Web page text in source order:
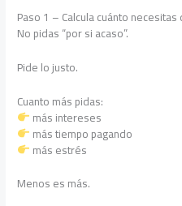
Paso 1 – Calcula cuánto
No pidas “por si acaso”.
Pide lo justo.
Cuanto más pidas:
más intereses
más tiempo pagando
más estrés
Menos es más.